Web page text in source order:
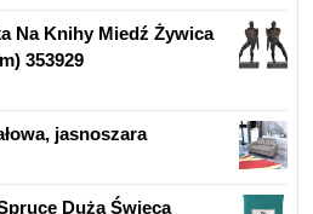
Na Knihy Miedź Żywica
353929
jasnoszara
Duża Świeca